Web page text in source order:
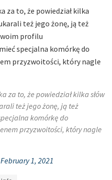
za to, że powiedział kilka
też jego żonę, ją też
profilu
specjalna komórkę do
przyzwoitości, który nagle
za to, że powiedział kilka słów
też jego żonę, ją też
komórkę do
przyzwoitości, który nagle
February 1, 2021